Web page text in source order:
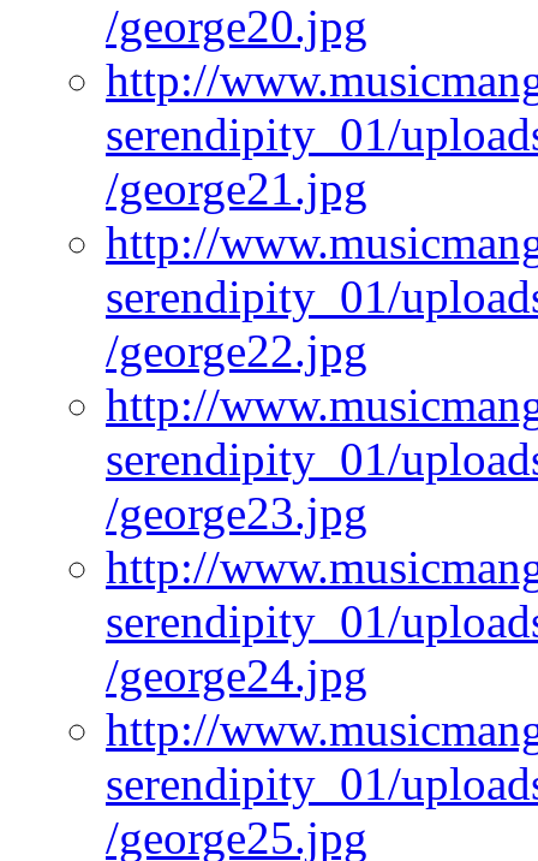
/george20.jpg
http://
serendipity_01/
/george21.jpg
http://
serendipity_01/
/george22.jpg
http://
serendipity_01/
/george23.jpg
http://
serendipity_01/
/george24.jpg
http://
serendipity_01/
/george25.jpg